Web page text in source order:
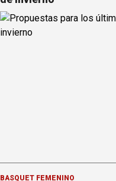
BÁSQUET FEMENINO